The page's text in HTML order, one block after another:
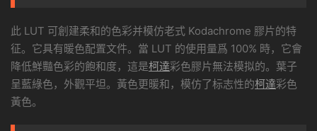
此 LUT 可創建柔和的色彩并模仿老式 Kodachrome 膠片的特
征。它具有暖色配置文件。當 LUT 的使用量爲 100% 時，它會
降低鮮豔色彩的飽和度，這是柯達彩色膠片無法模拟的。葉子
呈藍綠色，外觀平坦。黃色更暖和，模仿了标志性的柯達彩色
黃色。